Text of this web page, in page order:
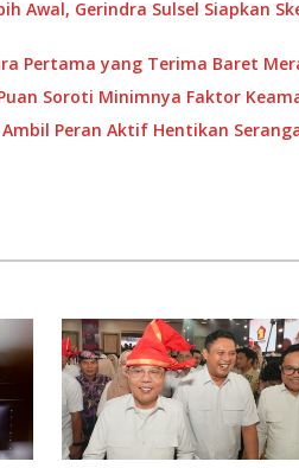
Awal, Gerindra Sulsel Siapkan
Pertama yang Terima Baret
Soroti Minimnya Faktor
Peran Aktif Hentikan